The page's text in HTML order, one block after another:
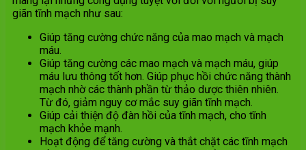
giãn tĩnh mạch như sau:
Giúp tăng cường chức năng của mao mạch và mạch
máu.
Giúp tăng cường các mao mạch và mạch máu, giúp
máu lưu thông tốt hơn. Giúp phục hồi chức năng thành
mạch nhờ các thành phần từ thảo dược thiên nhiên.
Từ đó, giảm nguy cơ mắc suy giãn tĩnh mạch.
Giúp cải thiện độ đàn hồi của tĩnh mạch, cho tĩnh
mạch khỏe mạnh.
Hoạt động để tăng cường và thắt chặt các tĩnh mạch